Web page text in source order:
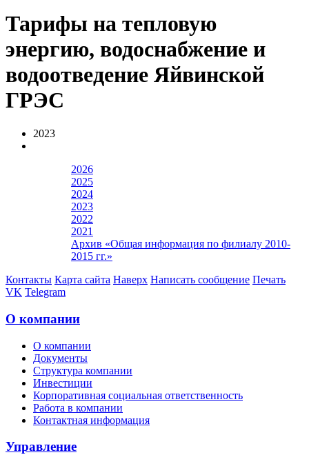
Тарифы на тепловую
энергию, водоснабжение и
водоотведение Яйвинской
ГРЭС
2023
2026
2025
2024
2023
2022
2021
Архив «Общая информация по филиалу 2010-
2015 гг.»
Контакты Карта сайта Наверх Написать сообщение Печать
VK Telegram
О компании
О компании
Документы
Структура компании
Инвестиции
Корпоративная социальная ответственность
Работа в компании
Контактная информация
Управление